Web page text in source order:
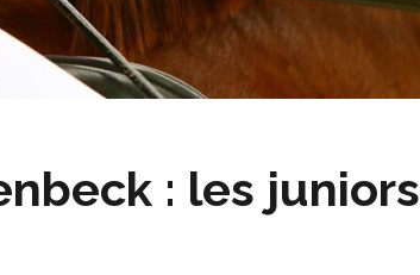
: les juniors